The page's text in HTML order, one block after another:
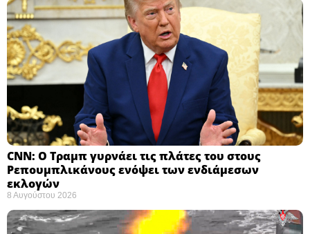
CNN: Ο Τραμπ γυρνάει τις πλάτες του στους
Ρεπουμπλικάνους ενόψει των ενδιάμεσων
εκλογών ​
8 Αυγούστου 2026